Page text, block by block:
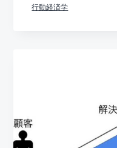
行動経済学